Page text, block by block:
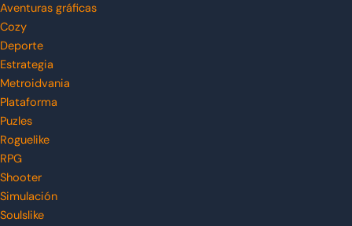
Aventuras gráficas
Cozy
Deporte
Estrategia
Metroidvania
Plataforma
Puzles
Roguelike
RPG
Shooter
Simulación
Soulslike